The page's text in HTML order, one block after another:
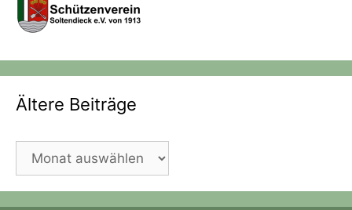
Ältere Beiträge
Ältere
Beiträge